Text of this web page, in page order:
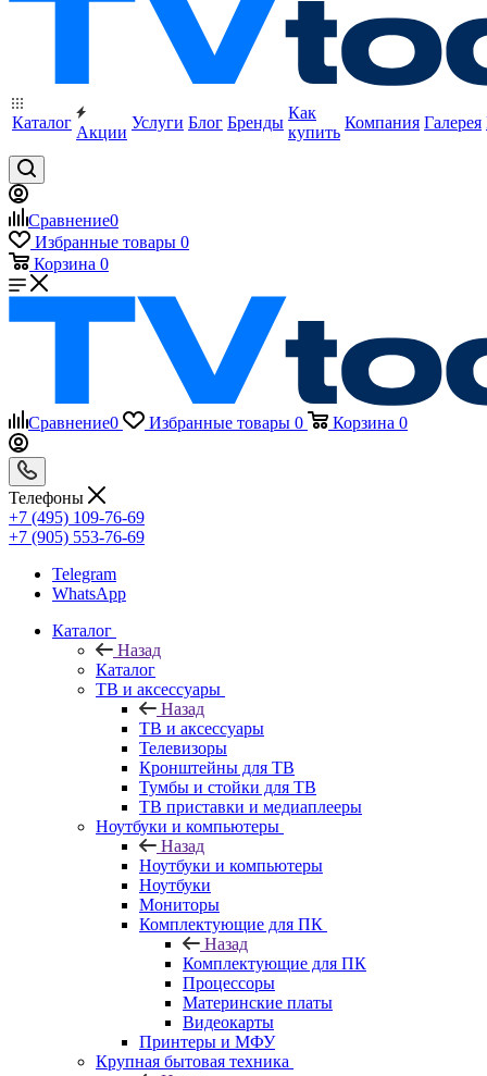
Каталог
Акции
Услуги Блог Бренды
Как
купить
Компания Галерея
Сравнение0
Избранные товары 0
Корзина 0
Сравнение0 Избранные товары 0 Корзина 0
Телефоны
+7 (495) 109-76-69
+7 (905) 553-76-69
Telegram
WhatsApp
Каталог
Назад
Каталог
ТВ и аксессуары
Назад
ТВ и аксессуары
Телевизоры
Кронштейны для ТВ
Тумбы и стойки для ТВ
ТВ приставки и медиаплееры
Ноутбуки и компьютеры
Назад
Ноутбуки и компьютеры
Ноутбуки
Мониторы
Комплектующие для ПК
Назад
Комплектующие для ПК
Процессоры
Материнские платы
Видеокарты
Принтеры и МФУ
Крупная бытовая техника